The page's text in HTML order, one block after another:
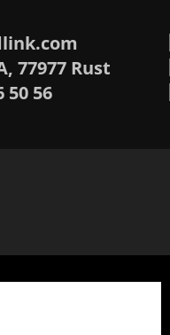
77977 Rust
50 56